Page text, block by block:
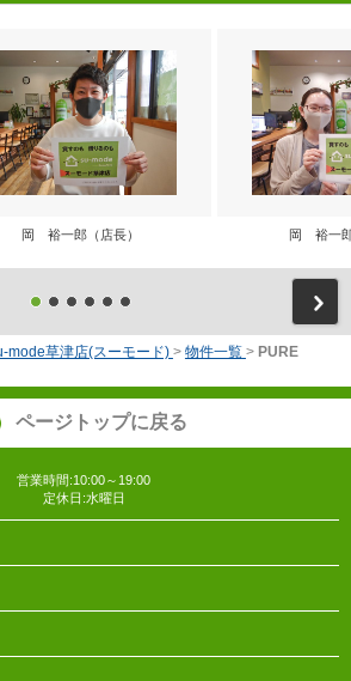
岡 裕一郎（店長） 岡 裕一
mode草津店(スーモード) > 物件一覧 > PURE
ページトップに戻る
営業時間:10:00～19:00
定休日:水曜日